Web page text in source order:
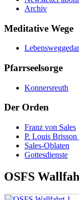
Archiv
Meditative Wege
Pfarrseelsorge
Konnersreuth
Der Orden
Franz von Sales
P. Louis
Sales-Oblaten
Gottesdienste
OSFS